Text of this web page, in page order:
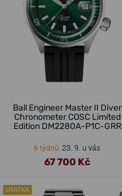
Ball Engineer Master II Diver
Chronometer COSC Limited
Edition DM2280A-P1C-GRR
6 týdnů 23. 9. u vás
67 700 Kč
LIMITKA